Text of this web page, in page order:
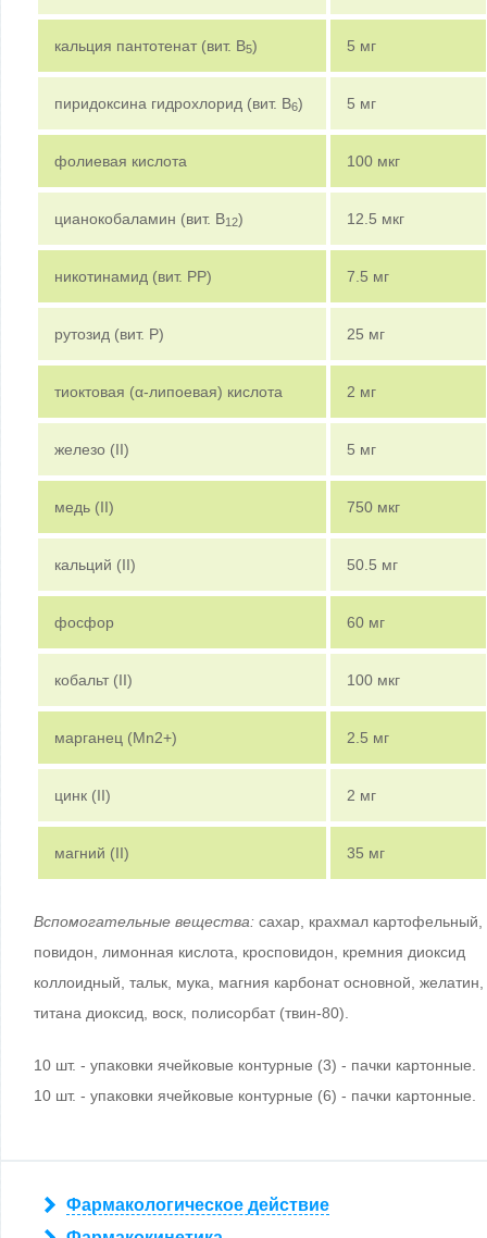
кальция пантотенат (вит. B5) 5 мг
пиридоксина гидрохлорид (вит. B6) 5 мг
фолиевая кислота 100 мкг
цианокобаламин (вит. B12) 12.5 мкг
никотинамид (вит. PP) 7.5 мг
рутозид (вит. P) 25 мг
тиоктовая (α-липоевая) кислота 2 мг
железо (II) 5 мг
медь (II) 750 мкг
кальций (II) 50.5 мг
фосфор 60 мг
кобальт (II) 100 мкг
марганец (Mn2+) 2.5 мг
цинк (II) 2 мг
магний (II) 35 мг
Вспомогательные вещества: сахар, крахмал картофельный,
повидон, лимонная кислота, кросповидон, кремния диоксид
коллоидный, тальк, мука, магния карбонат основной, желатин,
титана диоксид, воск, полисорбат (твин-80).
10 шт. - упаковки ячейковые контурные (3) - пачки картонные.
10 шт. - упаковки ячейковые контурные (6) - пачки картонные.
Фармакологическое действие